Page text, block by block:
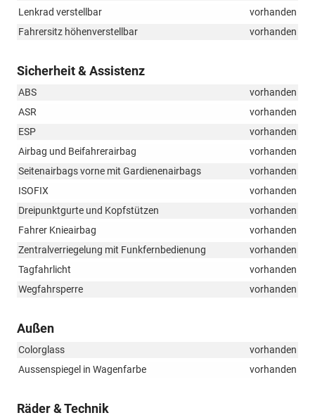
Lenkrad verstellbar
vorhanden
Fahrersitz höhenverstellbar
vorhanden
Sicherheit & Assistenz
ABS
vorhanden
ASR
vorhanden
ESP
vorhanden
Airbag und Beifahrerairbag
vorhanden
Seitenairbags vorne mit Gardienenairbags
vorhanden
ISOFIX
vorhanden
Dreipunktgurte und Kopfstützen
vorhanden
Fahrer Knieairbag
vorhanden
Zentralverriegelung mit Funkfernbedienung
vorhanden
Tagfahrlicht
vorhanden
Wegfahrsperre
vorhanden
Außen
Colorglass
vorhanden
Aussenspiegel in Wagenfarbe
vorhanden
Räder & Technik